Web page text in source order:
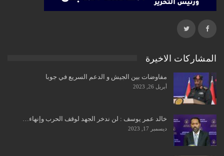
المشاركات الاخيرة
مفاوضات بين الجيش و الدعم السريع في جوبا
أبريل 26, 2023
خالد عمر يوسف : لن ندخر الجهد لوقف الحرب وإنهاء…
ديسمبر 17, 2023